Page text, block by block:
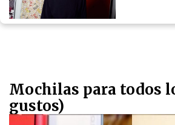
Mochilas para todos
gustos)